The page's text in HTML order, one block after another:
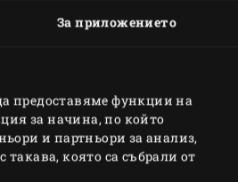
За приложението
предоставяме функции на
за начина, по който
и партньори за анализ,
която са събрали от
ГРИЛОВАН
ФЛАНК